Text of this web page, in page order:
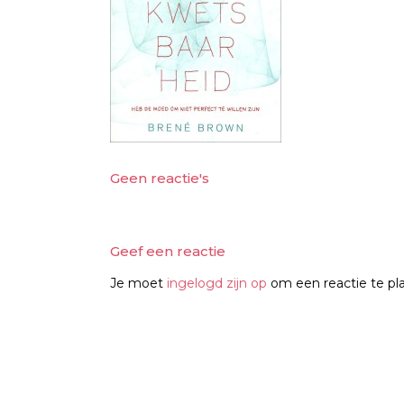
Geen reactie's
Geef een reactie
Je moet ingelogd zijn op om een reactie te